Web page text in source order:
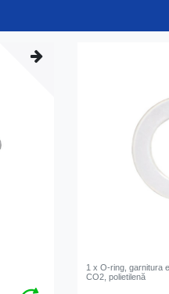
1 x O-ring, garnitura
CO2, polietilenă